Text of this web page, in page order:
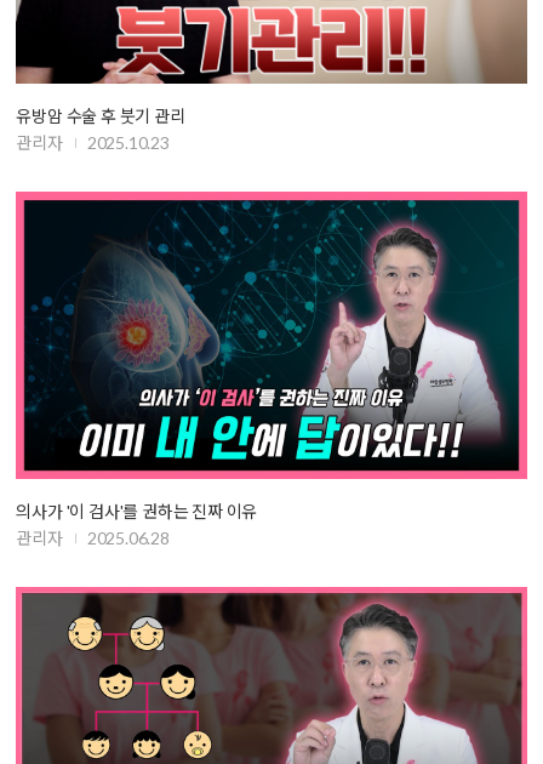
유방암 수술 후 붓기 관리
관리자
2025.10.23
의사가 '이 검사'를 권하는 진짜 이유
관리자
2025.06.28